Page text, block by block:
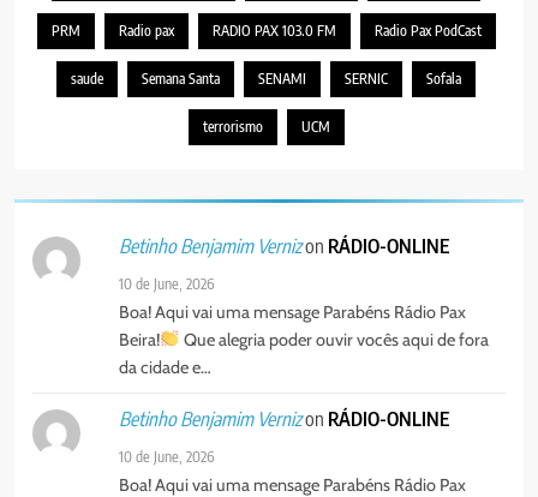
PRM Radio pax RADIO PAX 103.0 FM Radio Pax PodCast
saude Semana Santa SENAMI SERNIC Sofala
terrorismo UCM
Betinho Benjamim Vernizon RÁDIO-ONLINE
10 de June, 2026
Boa! Aqui vai uma mensage Parabéns Rádio Pax
Beira!
Que alegria poder ouvir vocês aqui de fora
da cidade e…
Betinho Benjamim Vernizon RÁDIO-ONLINE
10 de June, 2026
Boa! Aqui vai uma mensage Parabéns Rádio Pax